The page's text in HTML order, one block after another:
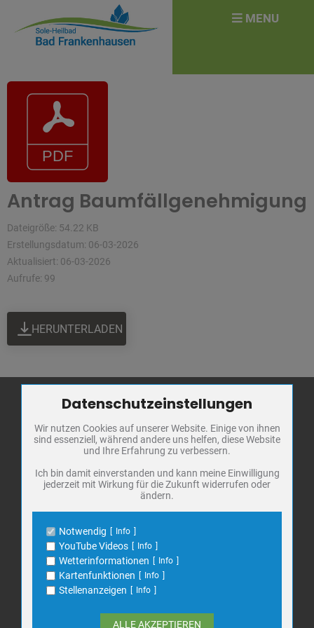
Antrag Baumfällgenehmigung
Dateigröße: 54.22 KB
Erstellungsdatum: 06-03-2026
Aktualisiert: 06-03-2026
Aufrufe: 99
HERUNTERLADEN
Stadt Bad
Frankenhausen
Markt 1
06567 Bad Frankenhausen
Telefon: 034671 7 20 0
E-Mail:info@bad-frankenhausen.de
Search
for:
for:
Zum Betrieb der Seite notwendige Cookies / Drittanbieter:
Name
PHP Session Cookie
Anbieter
Eigentümer dieser Website
Schutz
Cookie Name
PHPSESSID, fe_typo_user
Name
Cookiespeicherung Entscheidungscookie
Anbieter
Eigentümer dieser Website
Zweck
Speichert die Einstellungen der Besucher
bezüglich der Speicherung von Cookies.
Cookie Name
dywc
1 Jahr
Datenschutzeinstellungen
Wir nutzen Cookies auf unserer Website. Einige von ihnen
sind essenziell, während andere uns helfen, diese Website
und Ihre Erfahrung zu verbessern.
Ich bin damit einverstanden und kann meine Einwilligung
jederzeit mit Wirkung für die Zukunft widerrufen oder
ändern.
Notwendig Info
YouTube Videos Info
Wetterinformationen Info
Kartenfunktionen Info
Stellenanzeigen Info
ALLE AKZEPTIEREN